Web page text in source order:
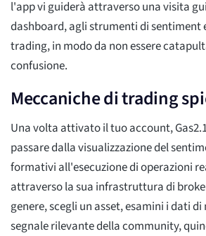
l'app vi guiderà attraverso una visita
dashboard, agli strumenti di sentiment
trading, in modo da non essere
confusione.
Meccaniche di trading
Una volta attivato il tuo account,
passare dalla visualizzazione del
formativi all'esecuzione di operazioni
attraverso la sua infrastruttura di
genere, scegli un asset, esamini i dati
segnale rilevante della community,